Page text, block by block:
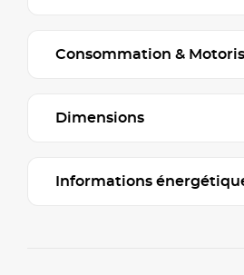
Consommation &
Dimensions
Informations